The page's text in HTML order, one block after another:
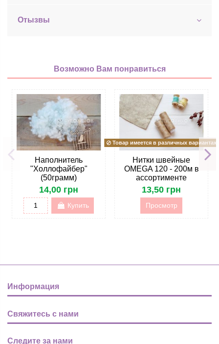
Отызвы
Возможно Вам понравиться
Наполнитель
"Холлофайбер"
(50грамм)
14,00 грн
Купить
Товар имеется в различных вариантах
Нитки швейные
OMEGA 120 - 200м в
ассортименте
13,50 грн
Просмотр
Информация
Свяжитесь с нами
Следите за нами